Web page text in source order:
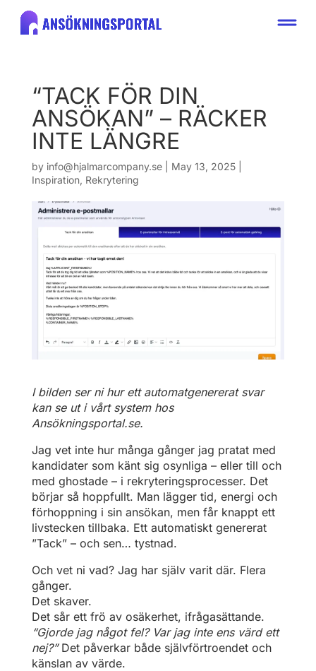
“TACK FÖR DIN
ANSÖKAN” – RÄCKER
INTE LÄNGRE
by info@hjalmarcompany.se| May 13, 2025|
Inspiration, Rekrytering
I bilden ser ni hur ett automatgenererat svar
kan se ut i vårt system hos
Ansökningsportal.se.
Jag vet inte hur många gånger jag pratat med
kandidater som känt sig osynliga – eller till och
med ghostade – i rekryteringsprocesser. Det
börjar så hoppfullt. Man lägger tid, energi och
förhoppning i sin ansökan, men får knappt ett
livstecken tillbaka. Ett automatiskt genererat
”Tack” – och sen… tystnad.
Och vet ni vad? Jag har själv varit där. Flera
gånger.
Det skaver.
Det sår ett frö av osäkerhet, ifrågasättande.
“Gjorde jag något fel? Var jag inte ens värd ett
nej?”Det påverkar både självförtroendet och
känslan av värde.